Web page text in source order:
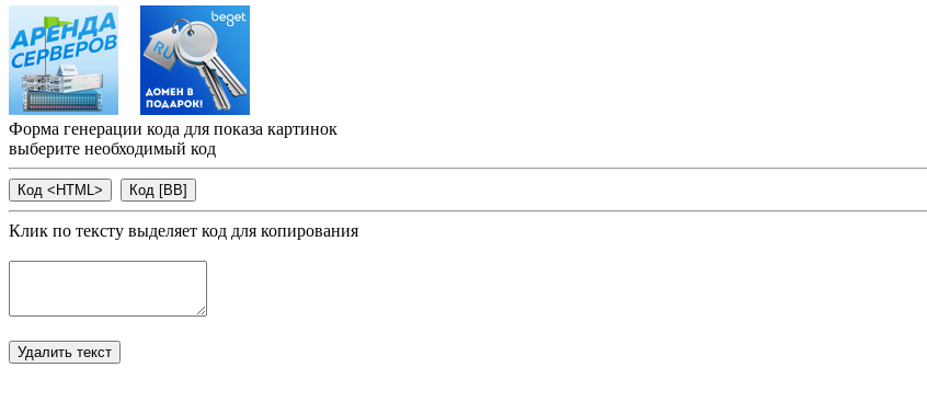
Форма генерации кода для показа картинок
выберите необходимый код
Клик по тексту выделяет код для копирования